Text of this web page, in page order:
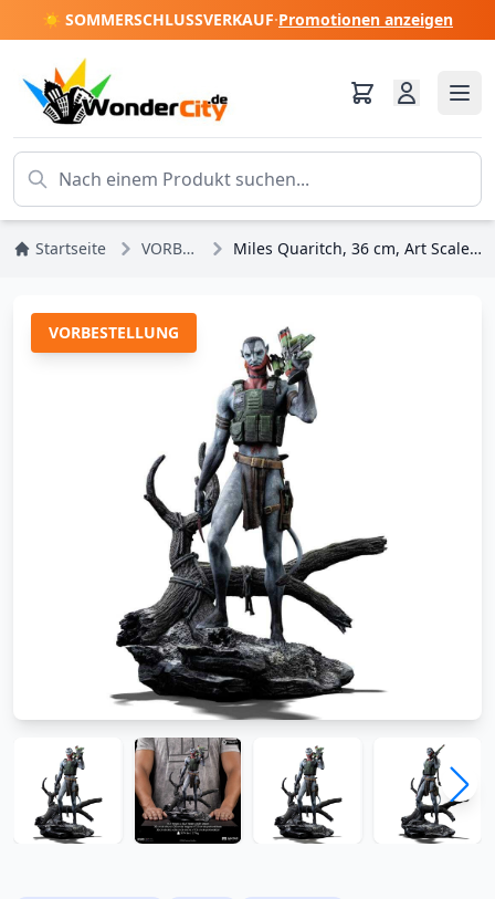
☀️ SOMMERSCHLUSSVERKAUF·Promotionen anzeigen
Startseite VORBESTELLUNGEN Miles Quaritch, 36 cm, Art Scale - Iron Studios Avatar 3: Feuer und Asche
VORBESTELLUNG